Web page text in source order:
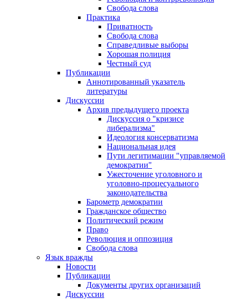
Свобода слова
Практика
Приватность
Свобода слова
Справедливые выборы
Хорошая полиция
Честный суд
Публикации
Аннотированный указатель
литературы
Дискуссии
Архив предыдущего проекта
Дискуссия о "кризисе
либерализма"
Идеология консерватизма
Национальная идея
Пути легитимации "управляемой
демократии"
Ужесточение уголовного и
уголовно-процесуального
законодательства
Барометр демократии
Гражданское общество
Политический режим
Право
Революция и оппозиция
Свобода слова
Язык вражды
Новости
Публикации
Документы других организаций
Дискуссии